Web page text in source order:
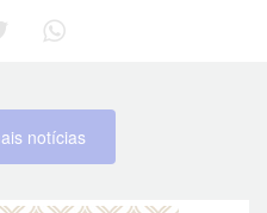
notícias